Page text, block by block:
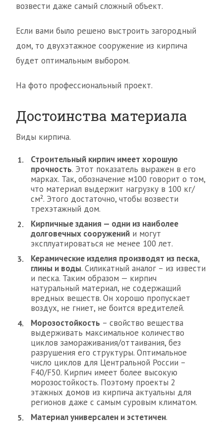
возвести даже самый сложный объект.
Если вами было решено выстроить загородный
дом, то двухэтажное сооружение из кирпича
будет оптимальным выбором.
На фото профессиональный проект.
Достоинства материала
Виды кирпича.
Строительный кирпич имеет хорошую
прочность. Этот показатель выражен в его
марках. Так, обозначение м100 говорит о том,
что материал выдержит нагрузку в 100 кг/
см². Этого достаточно, чтобы возвести
трехэтажный дом.
Кирпичные здания — одни из наиболее
долговечных сооружений и могут
эксплуатироваться не менее 100 лет.
Керамические изделия производят из песка,
глины и воды. Силикатный аналог – из извести
и песка. Таким образом — кирпич
натуральный материал, не содержащий
вредных веществ. Он хорошо пропускает
воздух, не гниет, не боится вредителей.
Морозостойкость – свойство вещества
выдерживать максимальное количество
циклов замораживания/оттаивания, без
разрушения его структуры. Оптимальное
число циклов для Центральной России –
F40/F50. Кирпич имеет более высокую
морозостойкость. Поэтому проекты 2
этажных домов из кирпича актуальны для
регионов даже с самым суровым климатом.
Материал универсален и эстетичен.